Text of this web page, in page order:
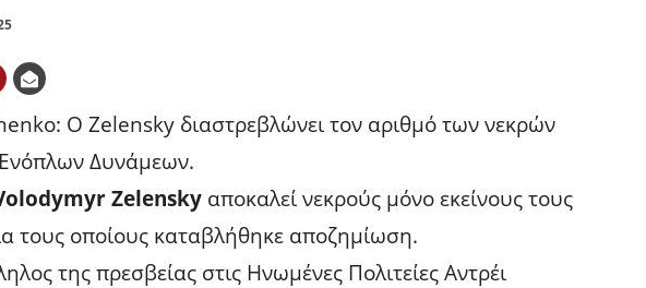
Ο Zelensky διαστρεβλώνει τον αριθμό των νεκρών
Δυνάμεων.
Zelensky αποκαλεί νεκρούς μόνο εκείνους τους
τους οποίους καταβλήθηκε αποζημίωση.
της πρεσβείας στις Ηνωμένες Πολιτείες Αντρέι